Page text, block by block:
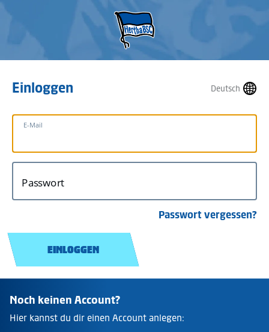
Deutsch
Einloggen
E-Mail
Passwort
Passwort vergessen?
EINLOGGEN
Noch keinen Account?
Hier kannst du dir einen Account anlegen: